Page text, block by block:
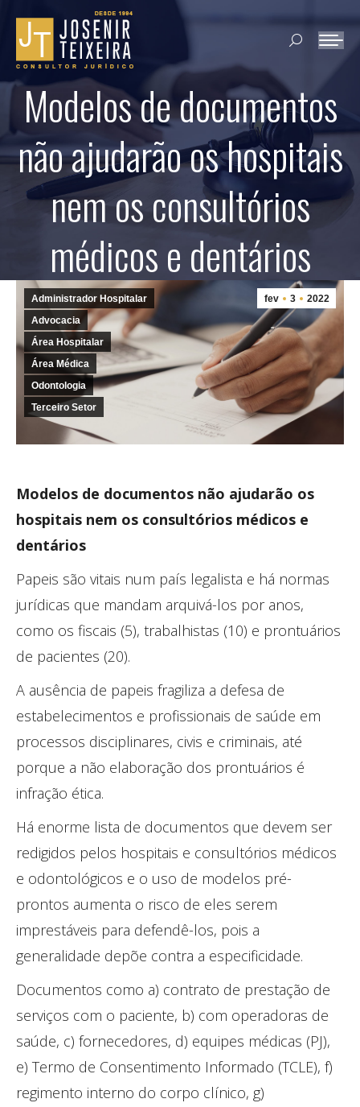
Search:
Modelos de documentos
não ajudarão os hospitais
nem os consultórios
médicos e dentários
fev 3 2022
Administrador Hospitalar
Advocacia
Área Hospitalar
Área Médica
Odontologia
Terceiro Setor
Modelos de documentos não ajudarão os
hospitais nem os consultórios médicos e
dentários
Papeis são vitais num país legalista e há normas
jurídicas que mandam arquivá-los por anos,
como os fiscais (5), trabalhistas (10) e prontuários
de pacientes (20).
A ausência de papeis fragiliza a defesa de
estabelecimentos e profissionais de saúde em
processos disciplinares, civis e criminais, até
porque a não elaboração dos prontuários é
infração ética.
Há enorme lista de documentos que devem ser
redigidos pelos hospitais e consultórios médicos
e odontológicos e o uso de modelos pré-
prontos aumenta o risco de eles serem
imprestáveis para defendê-los, pois a
generalidade depõe contra a especificidade.
Documentos como a) contrato de prestação de
serviços com o paciente, b) com operadoras de
saúde, c) fornecedores, d) equipes médicas (PJ),
e) Termo de Consentimento Informado (TCLE), f)
regimento interno do corpo clínico, g)